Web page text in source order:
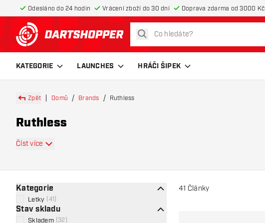
Odesláno do 24 hodin Vrácení zboží do 30 dní Doprava zdarma od 3000 Kč
Zpět na hlavní stránku
hledat
KATEGORIE LAUNCHES HRÁČI ŠIPEK
Zpět Domů Brands Ruthless
Ruthless
Číst více
Kategorie
Letky 41
Stav skladu
Skladem 32
41 Články